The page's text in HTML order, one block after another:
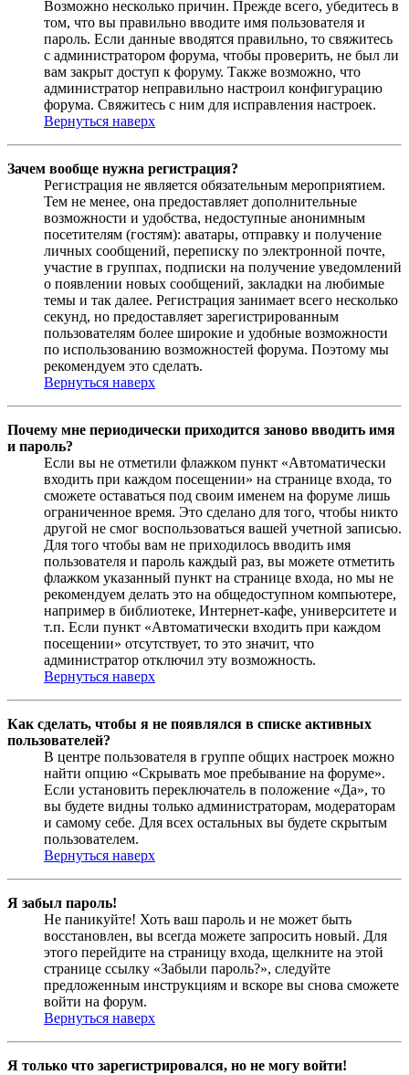
Возможно несколько причин. Прежде всего, убедитесь в
том, что вы правильно вводите имя пользователя и
пароль. Если данные вводятся правильно, то свяжитесь
с администратором форума, чтобы проверить, не был ли
вам закрыт доступ к форуму. Также возможно, что
администратор неправильно настроил конфигурацию
форума. Свяжитесь с ним для исправления настроек.
Вернуться наверх
Зачем вообще нужна регистрация?
Регистрация не является обязательным мероприятием.
Тем не менее, она предоставляет дополнительные
возможности и удобства, недоступные анонимным
посетителям (гостям): аватары, отправку и получение
личных сообщений, переписку по электронной почте,
участие в группах, подписки на получение уведомлений
о появлении новых сообщений, закладки на любимые
темы и так далее. Регистрация занимает всего несколько
секунд, но предоставляет зарегистрированным
пользователям более широкие и удобные возможности
по использованию возможностей форума. Поэтому мы
рекомендуем это сделать.
Вернуться наверх
Почему мне периодически приходится заново вводить имя
и пароль?
Если вы не отметили флажком пункт «Автоматически
входить при каждом посещении» на странице входа, то
сможете оставаться под своим именем на форуме лишь
ограниченное время. Это сделано для того, чтобы никто
другой не смог воспользоваться вашей учетной записью.
Для того чтобы вам не приходилось вводить имя
пользователя и пароль каждый раз, вы можете отметить
флажком указанный пункт на странице входа, но мы не
рекомендуем делать это на общедоступном компьютере,
например в библиотеке, Интернет-кафе, университете и
т.п. Если пункт «Автоматически входить при каждом
посещении» отсутствует, то это значит, что
администратор отключил эту возможность.
Вернуться наверх
Как сделать, чтобы я не появлялся в списке активных
пользователей?
В центре пользователя в группе общих настроек можно
найти опцию «Скрывать мое пребывание на форуме».
Если установить переключатель в положение «Да», то
вы будете видны только администраторам, модераторам
и самому себе. Для всех остальных вы будете скрытым
пользователем.
Вернуться наверх
Я забыл пароль!
Не паникуйте! Хоть ваш пароль и не может быть
восстановлен, вы всегда можете запросить новый. Для
этого перейдите на страницу входа, щелкните на этой
странице ссылку «Забыли пароль?», следуйте
предложенным инструкциям и вскоре вы снова сможете
войти на форум.
Вернуться наверх
Я только что зарегистрировался, но не могу войти!